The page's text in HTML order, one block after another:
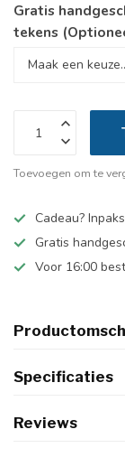
Gratis
tekens
Toevoegen om te
Cadeau?
Gratis
Voor 16:00
Specificaties
Reviews